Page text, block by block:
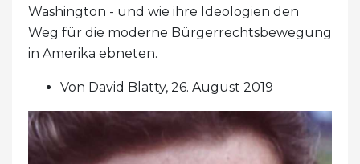
Washington - und wie ihre Ideologien den
Weg für die moderne Bürgerrechtsbewegung
in Amerika ebneten.
Von David Blatty, 26. August 2019